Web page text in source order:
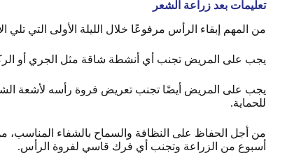
تعليمات بعد زراعة الشعر
من المهم إبقاء الرأس مرفوعًا خلال الليلة الأولى التي
يجب على المريض تجنب أي أنشطة شاقة مثل الجري أو
يجب على المريض أيضًا تجنب تعريض فروة رأسه لأشعة
للحماية.
من أجل الحفاظ على النظافة والسماح بالشفاء
أسبوع من الزراعة وتجنب أي فرك قاسي لفروة الرأس.